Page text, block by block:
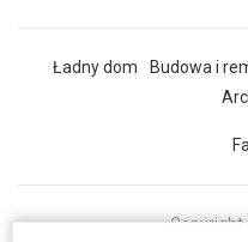
Ładny dom Budowa i